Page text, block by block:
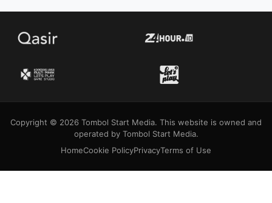
Copyright © 2026 Tombol Start Media. This website is owned and
operated by Tombol Start Media.
HomeCookie PolicyPrivacyTerms of Use